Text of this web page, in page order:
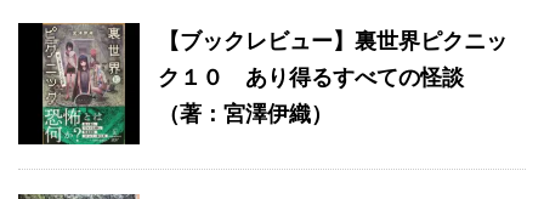
【ブックレビュー】裏世界ピクニッ
ク１０ あり得るすべての怪談
（著：宮澤伊織）